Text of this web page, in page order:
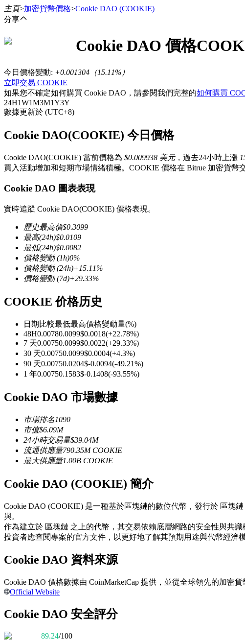
USDT永續
幣本位永續
以數字貨幣為保證金的永續合約
TradFi
美股、外匯、貴金屬及大宗商品衍生性商品
USDC永續
與頂尖交易專家同行
主頁>加密貨幣價格>Cookie DAO (COOKIE)
分享
Cookie DAO 價格
今日價格變動: +0.001304 （15.11%）
立即交易 COOKIE
如果您不確定如何購買 Cookie DAO，請參閱我們完整的如何購買
24H1W1M3M1Y3Y
數據更新於 (UTC+8)
Cookie DAO(COOKIE) 今日價格
Cookie DAO(COOKIE) 當前價格為 $0.009938 美元，過去24小時上漲
買入活動增加和短期市場情緒積極。COOKIE 價格在 Bitrue 加密貨幣
Cookie DAO 圖表表現
實時追蹤 Cookie DAO(COOKIE) 價格表現。
歷史最高價$0.3099
最高(24h)$0.0109
最低(24h)$0.0082
價格變動(1h)0%
價格變動(24h)+15.11%
價格變動(7d)+29.33%
COOKIE 价格历史
日期比較最低最高價格變動量(%)
48H0.00780.0099$0.0018(+22.78%)
7 天0.00750.0099$0.0022(+29.33%)
30 天0.00750.0099$0.0004(+4.3%)
90 天0.00750.0204$-0.0094(-49.21%)
1 年0.00750.1583$-0.1408(-93.55%)
Cookie DAO 市場數據
市場排名1090
市值$6.09M
24小時交易量$39.04M
流通供應量790.35M COOKIE
最大供應量1.00B COOKIE
Cookie DAO (COOKIE) 簡介
Cookie DAO (COOKIE) 是一種基於區塊鏈的數位代幣，發行於 區塊
與。
作為建立於 區塊鏈 之上的代幣，其交易依賴底層網路的安全性與共
投資者應查閱專案的官方文件，以更好地了解其預期用途與代幣經濟模
Cookie DAO 資料來源
Cookie DAO 價格數據由 CoinMarketCap 提供，並從全球領先的加密
Official Website
Cookie DAO 安全評分
89.24/100